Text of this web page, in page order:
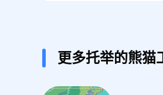
更多托举的熊猫